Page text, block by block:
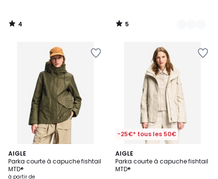
4
/
5
/
AIGLE
Parka courte à capuche fishtail
MTD®
à partir de
3
Couleurs
-25€* tous les 50€
AIGLE
Parka courte à capuche fishtail
MTD®